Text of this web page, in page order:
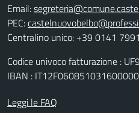
Email:
PEC:
Centralino unico: +39 0141
Codice univoco fatturazione :
IBAN :
Leggi le FAQ